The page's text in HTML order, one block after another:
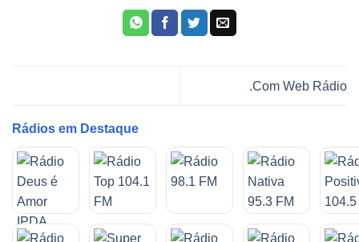
.Com Web Rádio
Rádios em Destaque